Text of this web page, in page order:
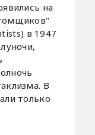
на
в 1947
В
только